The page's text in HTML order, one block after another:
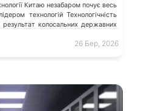
Китаю незабаром почує весь
технологій Технологічність
колосальних державних
та здатності […]
26 Бер, 2026